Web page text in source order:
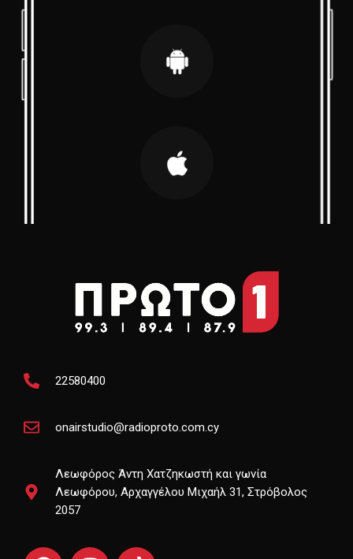
22580400
onairstudio@radioproto.com.cy
Λεωφόρος Άντη Χατζηκωστή και γωνία
Λεωφόρου, Αρχαγγέλου Μιχαήλ 31, Στρόβολος
2057